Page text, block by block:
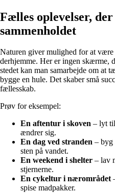
Fælles oplevelser,
sammenholdet
Naturen giver mulighed for at være
derhjemme. Her er ingen skærme,
stedet kan man samarbejde om at
bygge en hule. Det skaber små
fællesskab.
Prøv for eksempel:
En aftentur i skoven – lyt
ændrer sig.
En dag ved stranden – byg
sten på vandet.
En weekend i shelter – lav
stjernerne.
En cykeltur i nærområdet
spise madpakker.